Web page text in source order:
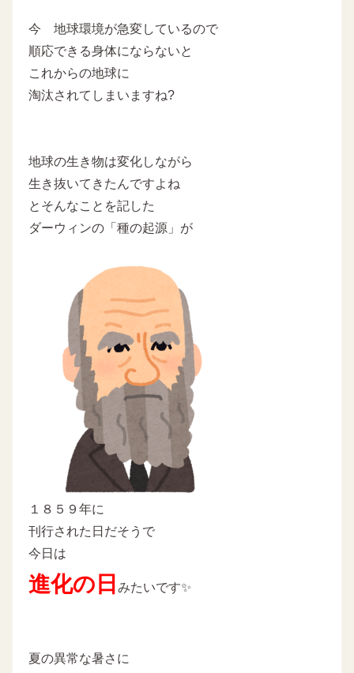
今 地球環境が急変しているので
順応できる身体にならないと
これからの地球に
淘汰されてしまいますね?
地球の生き物は変化しながら
生き抜いてきたんですよね
とそんなことを記した
ダーウィンの「種の起源」が
１８５９年に
刊行された日だそうで
今日は
進化の日 みたいです✨
夏の異常な暑さに